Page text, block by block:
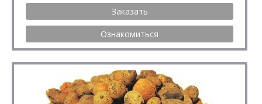
Заказать
Ознакомиться